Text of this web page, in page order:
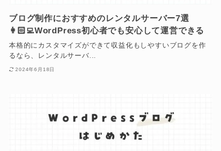
ブログ制作におすすめのレンタルサーバー7選
👩🏻‍💻WordPress初心者でも安心して運営できる
本格的にカスタマイズができて収益化もしやすいブログを作
るなら、レンタルサーバ...
2024年6月18日